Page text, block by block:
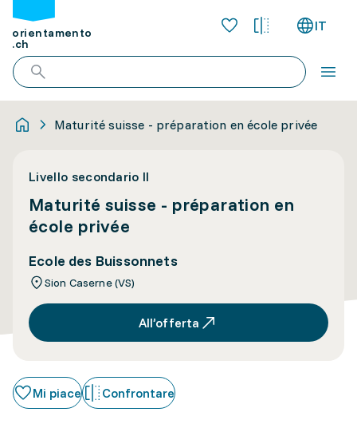
orientamento
.ch
IT
Maturité suisse - préparation en école privée
Livello secondario II
Maturité suisse - préparation en
école privée
Ecole des Buissonnets
Sion Caserne (VS)
All’offerta
Mi piace Confrontare